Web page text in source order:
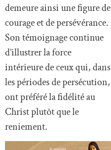
demeure ainsi une figure de
courage et de persévérance.
Son témoignage continue
d’illustrer la force
intérieure de ceux qui, dans
les périodes de persécution,
ont préféré la fidélité au
Christ plutôt que le
reniement.